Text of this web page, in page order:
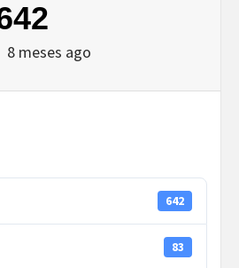
8 meses ago
642
83